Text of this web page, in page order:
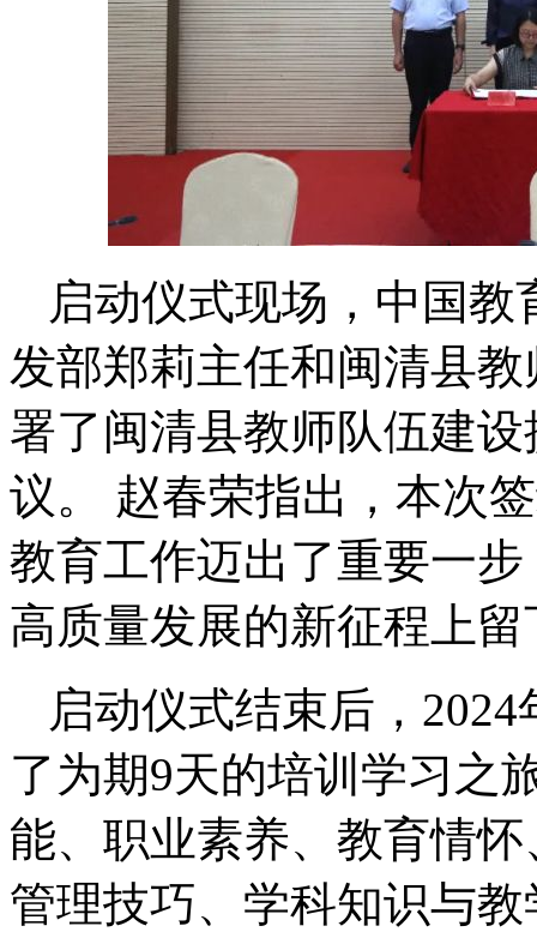
启动仪式现场，中国
发部郑莉主任和闽清县
署了闽清县教师队伍建
议。 赵春荣指出，本次
教育工作迈出了重要一
高质量发展的新征程上
启动仪式结束后，
了为期9天的培训学习之
能、职业素养、教育情
管理技巧、学科知识与